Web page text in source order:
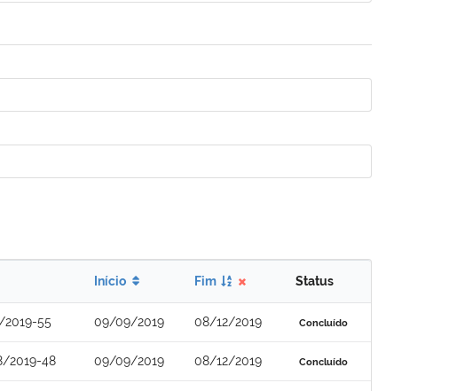
Início Fim Status
2019-55 09/09/2019 08/12/2019 Concluído
2019-48 09/09/2019 08/12/2019 Concluído